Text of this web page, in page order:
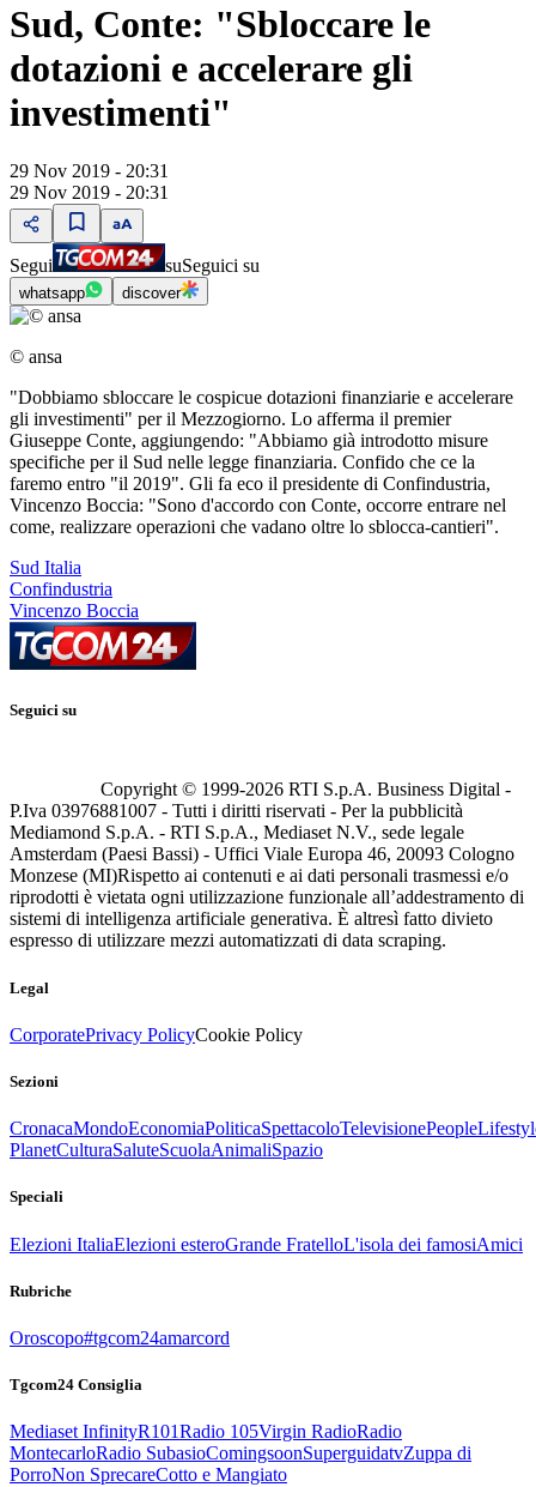
Sud, Conte: "Sbloccare le
dotazioni e accelerare gli
investimenti"
29 Nov 2019 - 20:31
29 Nov 2019 - 20:31
Segui suSeguici su
whatsapp discover
© ansa
"Dobbiamo sbloccare le cospicue dotazioni finanziarie e accelerare
gli investimenti" per il Mezzogiorno. Lo afferma il premier
Giuseppe Conte, aggiungendo: "Abbiamo già introdotto misure
specifiche per il Sud nelle legge finanziaria. Confido che ce la
faremo entro "il 2019". Gli fa eco il presidente di Confindustria,
Vincenzo Boccia: "Sono d'accordo con Conte, occorre entrare nel
come, realizzare operazioni che vadano oltre lo sblocca-cantieri".
Sud Italia
Confindustria
Vincenzo Boccia
Seguici su
Copyright © 1999-2026 RTI S.p.A. Business Digital -
P.Iva 03976881007 - Tutti i diritti riservati - Per la pubblicità
Mediamond S.p.A. - RTI S.p.A., Mediaset N.V., sede legale
Amsterdam (Paesi Bassi) - Uffici Viale Europa 46, 20093 Cologno
Monzese (MI)Rispetto ai contenuti e ai dati personali trasmessi e/o
riprodotti è vietata ogni utilizzazione funzionale all’addestramento di
sistemi di intelligenza artificiale generativa. È altresì fatto divieto
espresso di utilizzare mezzi automatizzati di data scraping.
Legal
CorporatePrivacy PolicyCookie Policy
Sezioni
CronacaMondoEconomiaPoliticaSpettacoloTelevisionePeople
PlanetCulturaSaluteScuolaAnimaliSpazio
Speciali
Elezioni ItaliaElezioni esteroGrande FratelloL'isola dei famosiAmici
Rubriche
Oroscopo#tgcom24amarcord
Tgcom24 Consiglia
Mediaset InfinityR101Radio 105Virgin RadioRadio
MontecarloRadio SubasioComingsoonSuperguidatvZuppa di
PorroNon SprecareCotto e Mangiato